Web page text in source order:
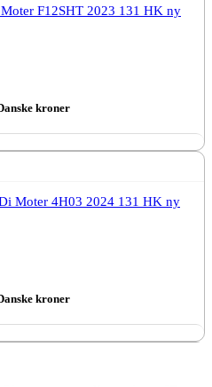
F12SHT 2023 131 HK ny
kroner
Moter 4H03 2024 131 HK ny
kroner